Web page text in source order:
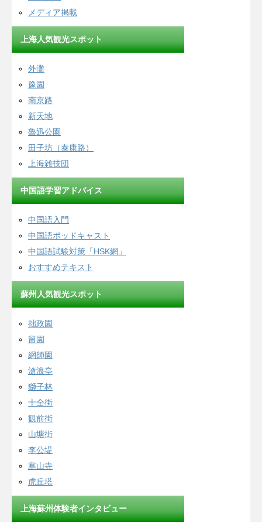
メディア掲載
上海人気観光スポット
外灘
豫園
南京路
新天地
魯迅公園
田子坊（泰康路）
上海雑技団
中国語学習アドバイス
中国語入門
中国語ポッドキャスト
中国語試験対策「HSK網」
おすすめテキスト
蘇州人気観光スポット
拙政園
留園
網師園
滄浪亭
獅子林
十全街
観前街
山塘街
李公堤
寒山寺
虎丘塔
上海蘇州体験者インタビュー